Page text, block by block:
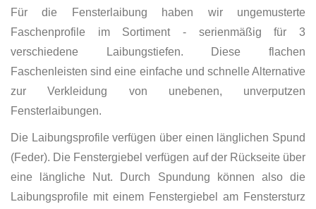
Für die Fensterlaibung haben wir ungemusterte
Faschenprofile im Sortiment - serienmäßig für 3
verschiedene Laibungstiefen. Diese flachen
Faschenleisten sind eine einfache und schnelle Alternative
zur Verkleidung von unebenen, unverputzen
Fensterlaibungen.
Die Laibungsprofile verfügen über einen länglichen Spund
(Feder). Die Fenstergiebel verfügen auf der Rückseite über
eine längliche Nut. Durch Spundung können also die
Laibungsprofile mit einem Fenstergiebel am Fenstersturz